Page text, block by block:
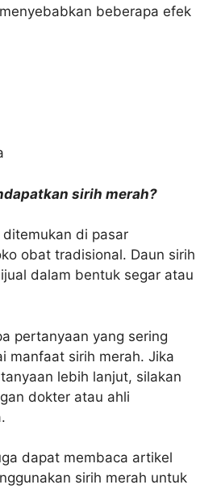
beberapa efek
sirih merah?
di pasar
obat tradisional. Daun sirih
dalam bentuk segar atau
pertanyaan yang sering
manfaat sirih merah. Jika
lebih lanjut, silakan
dokter atau ahli
dapat membaca artikel
sirih merah untuk